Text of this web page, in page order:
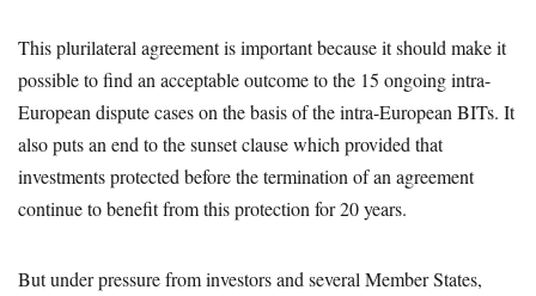
This plurilateral agreement is important because it should make it
possible to find an acceptable outcome to the 15 ongoing intra-
European dispute cases on the basis of the intra-European BITs. It
also puts an end to the sunset clause which provided that
investments protected before the termination of an agreement
continue to benefit from this protection for 20 years.
But under pressure from investors and several Member States,